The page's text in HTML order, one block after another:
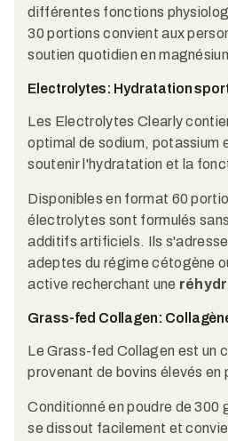
différentes fonctions
30 portions convient aux
soutien quotidien en
Electrolytes: Hydratation
Les Electrolytes Clearly
optimal de sodium, potassium
soutenir l'hydratation et la
Disponibles en format 60
électrolytes sont formulés
additifs artificiels. Ils
adeptes du régime cétogène
active recherchant une
Grass-fed Collagen:
Le Grass-fed Collagen est un
provenant de bovins élevés en
Conditionné en poudre de 300
se dissout facilement et